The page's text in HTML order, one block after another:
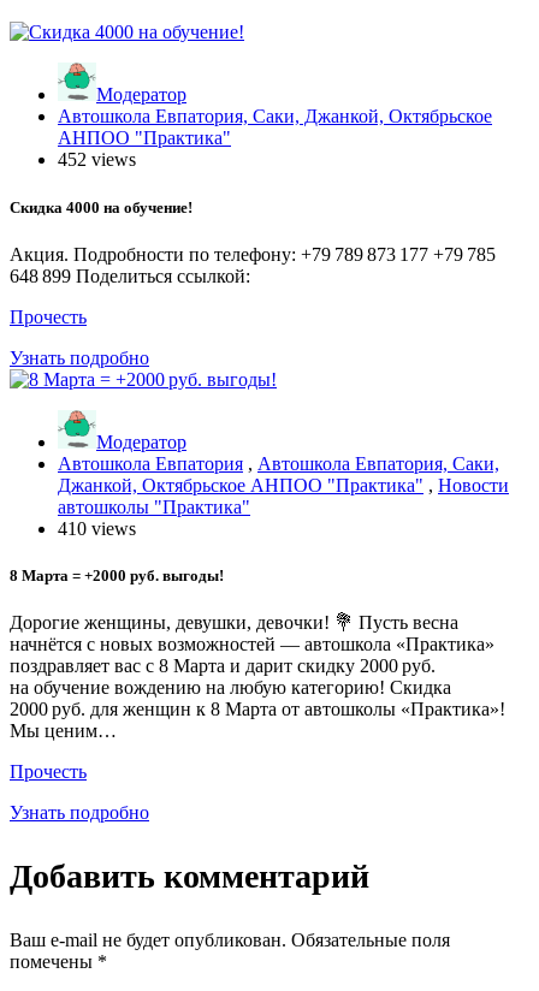
Модератор
Автошкола Евпатория, Саки, Джанкой, Октябрьское
АНПОО "Практика"
452 views
Скидка 4000 на обучение!
Акция. Подробности по телефону: +79 789 873 177 +79 785
648 899 Поделиться ссылкой:
Прочесть
Узнать подробно
Модератор
Автошкола Евпатория , Автошкола Евпатория, Саки,
Джанкой, Октябрьское АНПОО "Практика" , Новости
автошколы "Практика"
410 views
8 Марта = +2000 руб. выгоды!
Дорогие женщины, девушки, девочки! 💐 Пусть весна
начнётся с новых возможностей — автошкола «Практика»
поздравляет вас с 8 Марта и дарит скидку 2000 руб.
на обучение вождению на любую категорию! Скидка
2000 руб. для женщин к 8 Марта от автошколы «Практика»!
Мы ценим…
Прочесть
Узнать подробно
Добавить комментарий
Ваш e-mail не будет опубликован. Обязательные поля
помечены *